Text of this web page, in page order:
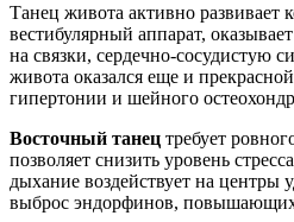
Танец живота активно
вестибулярный аппарат,
на связки, сердечно-сосудистую
живота оказался еще и
гипертонии и шейного
Восточный танец требует
позволяет снизить уровень
дыхание воздействует на центры
выброс эндорфинов, повышающих